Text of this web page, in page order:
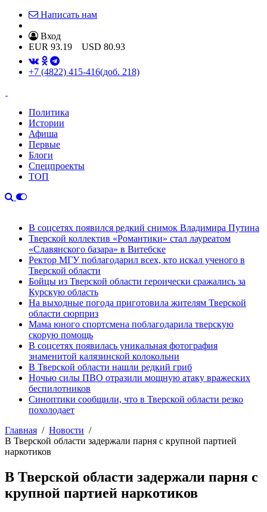
Написать нам
Вход
EUR 93.19 USD 80.93
+7 (4822) 415-416(доб. 218)
Политика
Истории
Афиша
Первые
Блоги
Спецпроекты
ТОП
В соцсетях появился редкий снимок Владимира Путина
Тверской коллектив «Романтики» стал лауреатом
«Славянского базара» в Витебске
Ректор МГУ поблагодарил всех, кто искал ученого в
Тверской области
Бойцы из Тверской области героически сражались за
Курскую область
На выходные погода приготовила жителям Тверской
области сюрприз
Мама юного спортсмена поблагодарила тверскую
скорую помощь
В соцсетях появилась уникальная фотография
знаменитой калязинской колокольни
В Тверской области нашли редкий гриб
Ночью силы ПВО отразили мощную атаку вражеских
беспилотников
Синоптики сообщили, что в Тверской области резко
похолодает
Главная
Новости
В Тверской области задержали парня с крупной партией
наркотиков
В Тверской области задержали парня с
крупной партией наркотиков